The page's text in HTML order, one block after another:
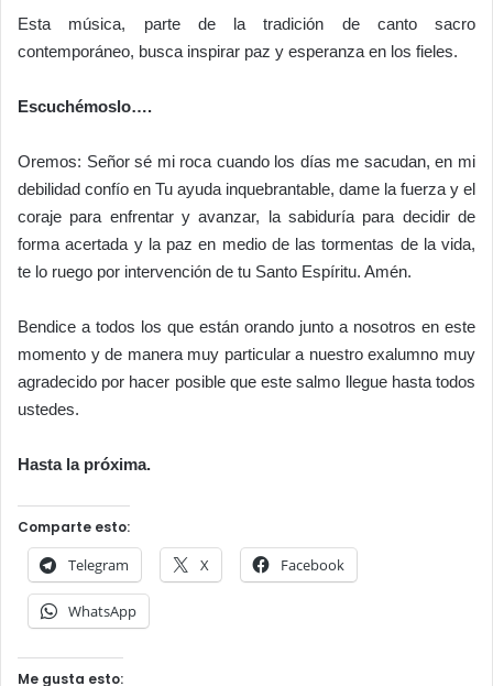
Esta música, parte de la tradición de canto sacro
contemporáneo, busca inspirar paz y esperanza en los fieles.
Escuchémoslo….
Oremos: Señor sé mi roca cuando los días me sacudan, en mi
debilidad confío en Tu ayuda inquebrantable, dame la fuerza y el
coraje para enfrentar y avanzar, la sabiduría para decidir de
forma acertada y la paz en medio de las tormentas de la vida,
te lo ruego por intervención de tu Santo Espíritu. Amén.
Bendice a todos los que están orando junto a nosotros en este
momento y de manera muy particular a nuestro exalumno muy
agradecido por hacer posible que este salmo llegue hasta todos
ustedes.
Hasta la próxima.
Comparte esto:
Telegram X Facebook
WhatsApp
Me gusta esto: